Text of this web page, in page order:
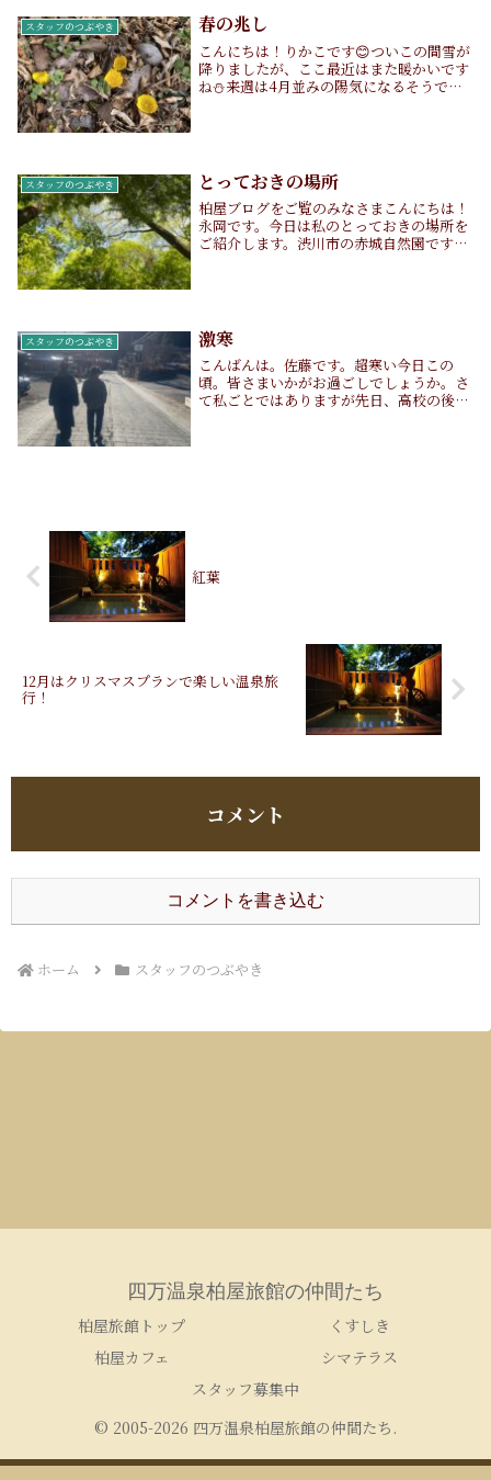
スタッフのつぶやき 春の兆し
こんにちは！りかこです😊ついこの間雪が
降りましたが、ここ最近はまた暖かいです
ね⛄️来週は4月並みの陽気になるそうです
スタッフのつぶやき とっておきの場所
柏屋ブログをご覧のみなさまこんにちは！
永岡です。今日は私のとっておきの場所を
ご紹介します。渋川市の赤城自然園です。
スタッフのつぶやき 激寒
こんばんは。佐藤です。超寒い今日この
頃。皆さまいかがお過ごしでしょうか。さ
て私ごとではありますが先日、高校の後輩
紅葉
12月はクリスマスプランで楽しい温泉旅
行！
コメント
コメントを書き込む
ホーム スタッフのつぶやき
四万温泉柏屋旅館の仲間たち
柏屋旅館トップ
くすしき
柏屋カフェ
シマテラス
スタッフ募集中
© 2005-2026 四万温泉柏屋旅館の仲間たち.